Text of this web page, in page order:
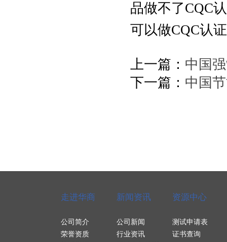
品做不了CQC
可以做CQC认
上一篇： 中国
下一篇： 中国
走进华商
公司简介
荣誉资质
新闻资讯
公司新闻
行业资讯
资源中心
测试申请表
证书查询